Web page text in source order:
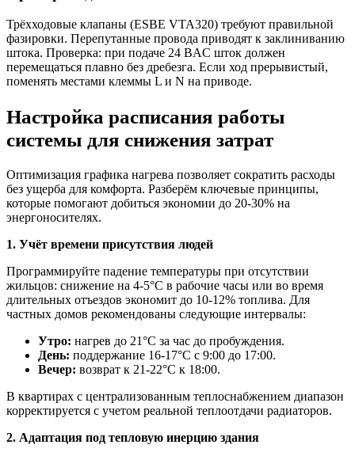
Трёхходовые клапаны (ESBE VTA320) требуют правильной
фазировки. Перепутанные провода приводят к заклиниванию
штока. Проверка: при подаче 24 ВAC шток должен
перемещаться плавно без дребезга. Если ход прерывистый,
поменять местами клеммы L и N на приводе.
Настройка расписания работы
системы для снижения затрат
Оптимизация графика нагрева позволяет сократить расходы
без ущерба для комфорта. Разберём ключевые принципы,
которые помогают добиться экономии до 20-30% на
энергоносителях.
1. Учёт времени присутствия людей
Программируйте падение температуры при отсутствии
жильцов: снижение на 4-5°C в рабочие часы или во время
длительных отъездов экономит до 10-12% топлива. Для
частных домов рекомендованы следующие интервалы:
Утро: нагрев до 21°C за час до пробуждения.
День: поддержание 16-17°C с 9:00 до 17:00.
Вечер: возврат к 21-22°C к 18:00.
В квартирах с централизованным теплоснабжением диапазон
корректируется с учетом реальной теплоотдачи радиаторов.
2. Адаптация под тепловую инерцию здания